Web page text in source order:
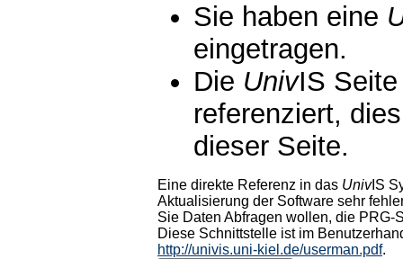
Sie haben eine
eingetragen.
Die UnivIS
referenziert,
dieser Seite.
Eine direkte Referenz in das UnivIS
Aktualisierung der Software sehr
Sie Daten Abfragen wollen, die PRG-
Diese Schnittstelle ist im
http://univis.uni-kiel.de/userman.pdf.